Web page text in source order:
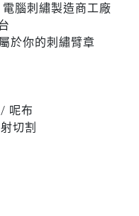
腦刺繡製造商工廠
於你的刺繡臂章
呢布
切割